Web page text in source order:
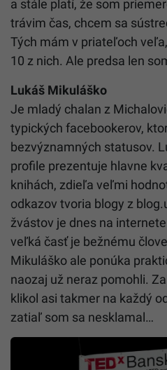
a stále platí, že som
trávim čas, chcem sa
Tých mám v priateľoch
10 z nich. Ale predsa len
Lukáš Mikuláško
Je mladý chalan z
typických facebookerov,
bezvýznamných statusov.
profile prezentuje hlavne
knihách, zdieľa veľmi
odkazov tvoria blogy z
žvástov je dnes na
veľká časť je bežnému
Mikuláško ale ponúka
naozaj už neraz pomohli.
klikol asi takmer na každý
zatiaľ som sa nesklamal…